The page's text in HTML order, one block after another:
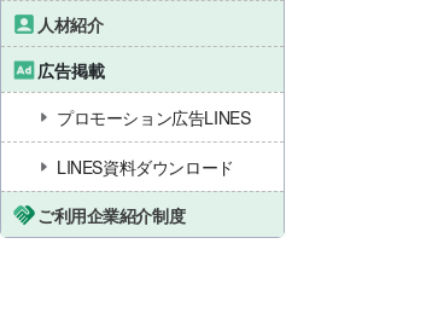
人材紹介
広告掲載
プロモーション広告LINES
LINES資料ダウンロード
ご利用企業紹介制度